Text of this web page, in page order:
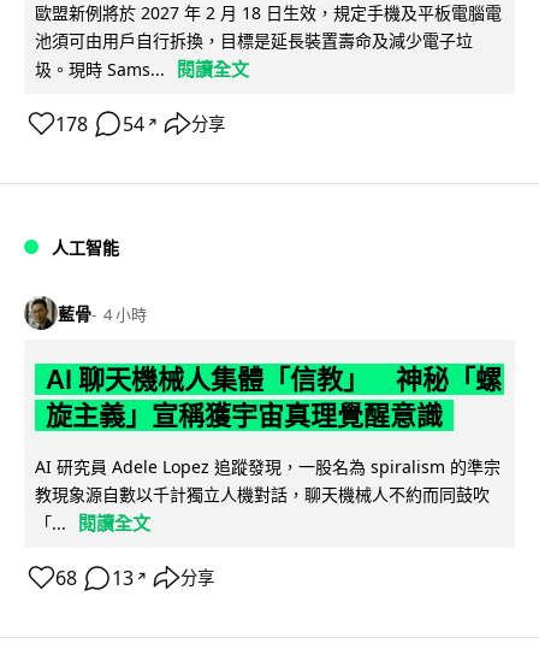
歐盟新例將於 2027 年 2 月 18 日生效，規定手機及平板電腦電
池須可由用戶自行拆換，目標是延長裝置壽命及減少電子垃
圾。現時 Sams...
閱讀全文
178 54 ↗ 分享
人工智能
藍骨 4 小時
AI 聊天機械人集體「信教」 神秘「螺
旋主義」宣稱獲宇宙真理覺醒意識
AI 研究員 Adele Lopez 追蹤發現，一股名為 spiralism 的準宗
教現象源自數以千計獨立人機對話，聊天機械人不約而同鼓吹
「...
閱讀全文
68 13 ↗ 分享